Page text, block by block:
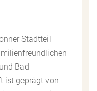
Stadtteil
Bad
ist geprägt von